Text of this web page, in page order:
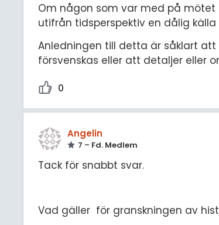
Om någon som var med på
utifrån tidsperspektiv en dålig
Anledningen till detta är såklart
försvenskas eller att detaljer eller
0
Angelin
7 – Fd. Medlem
Tack för snabbt svar.
Vad gäller för granskningen av